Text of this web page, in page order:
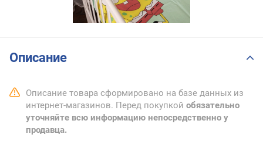
Описание
Описание товара сформировано на базе данных из
интернет-магазинов. Перед покупкой обязательно
уточняйте всю информацию непосредственно у
продавца.